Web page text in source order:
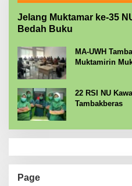
Jelang Muktamar ke-35
Bedah Buku
MA-UWH
Muktamirin
22 RSI NU
Tambakberas
Page